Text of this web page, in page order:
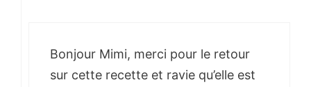
Bonjour Mimi, merci pour le retour
sur cette recette et ravie qu’elle est